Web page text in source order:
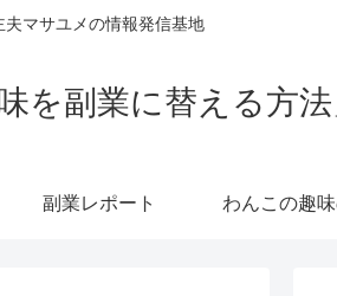
マサユメの情報発信基地
を副業に替える方法
副業レポート わんこの趣